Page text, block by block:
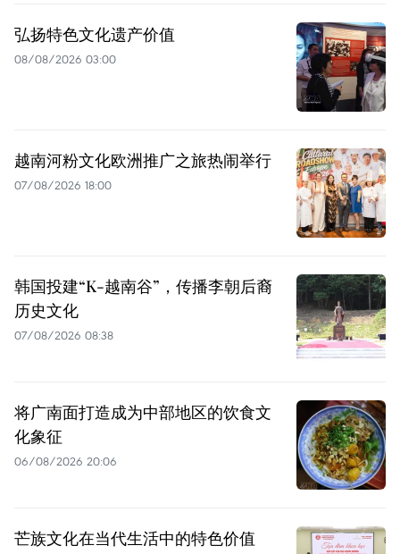
弘扬特色文化遗产价值
08/08/2026 03:00
越南河粉文化欧洲推广之旅热闹举行
07/08/2026 18:00
韩国投建“K-越南谷”，传播李朝后裔
历史文化
07/08/2026 08:38
将广南面打造成为中部地区的饮食文
化象征
06/08/2026 20:06
芒族文化在当代生活中的特色价值